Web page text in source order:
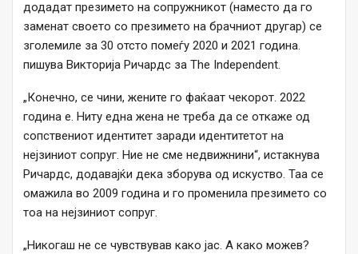
додадат презимето на сопружникот (наместо да го
заменат своето со презимето на брачниот другар) се
зголемиле за 30 отсто помеѓу 2020 и 2021 година.
пишува Викторија Ричардс за The Independent.
„Конечно, се чини, жените го фаќаат чекорот. 2022
година е. Ниту една жена не треба да се откаже од
сопствениот идентитет заради идентитетот на
нејзиниот сопруг. Ние не сме недвижнини“, истакнува
Ричардс, додавајќи дека зборува од искуство. Таа се
омажила во 2009 година и го променила презимето со
тоа на нејзиниот сопруг.
„Никогаш не се чувствував како јас. А како можев?